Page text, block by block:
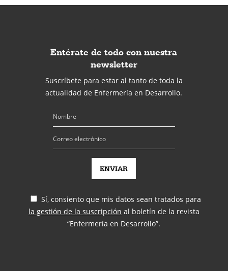
Entérate de todo con nuestra
newsletter
Suscríbete para estar al tanto de toda la
actualidad de Enfermería en Desarrollo.
Sí, consiento que mis datos sean tratados para
la gestión de la suscripción al boletín de la revista
“Enfermería en Desarrollo”.